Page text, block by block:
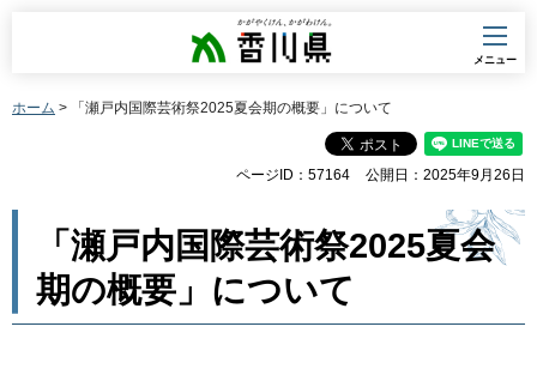
香川県
メニュー
ホーム > 「瀬戸内国際芸術祭2025夏会期の概要」について
ページID：57164 公開日：2025年9月26日
「瀬戸内国際芸術祭2025夏会
期の概要」について